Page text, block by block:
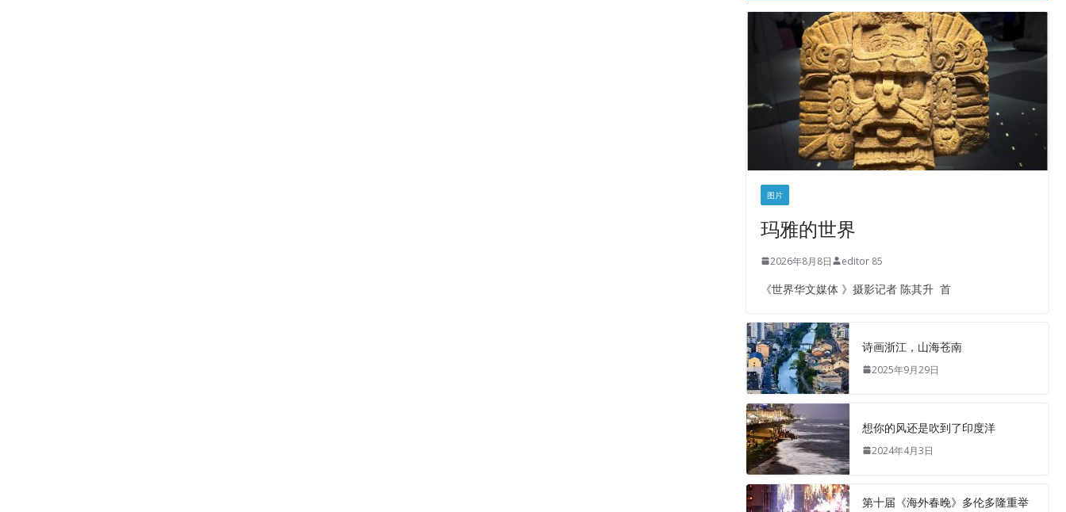
图片
玛雅的世界
2026年8月8日 editor 85
《世界华文媒体 》摄影记者 陈其升 首
诗画浙江，山海苍南
2025年9月29日
想你的风还是吹到了印度洋
2024年4月3日
第十届《海外春晚》多伦多隆重举